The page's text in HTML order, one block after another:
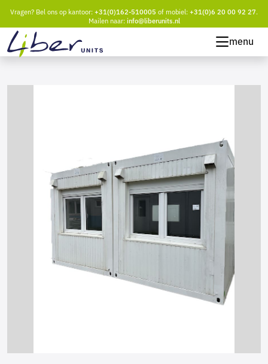
Vragen? Bel ons op kantoor:+31(0)162-510005 of mobiel:+31(0)6 20 00 92 27.
Mailen naar:info@liberunits.nl
menu